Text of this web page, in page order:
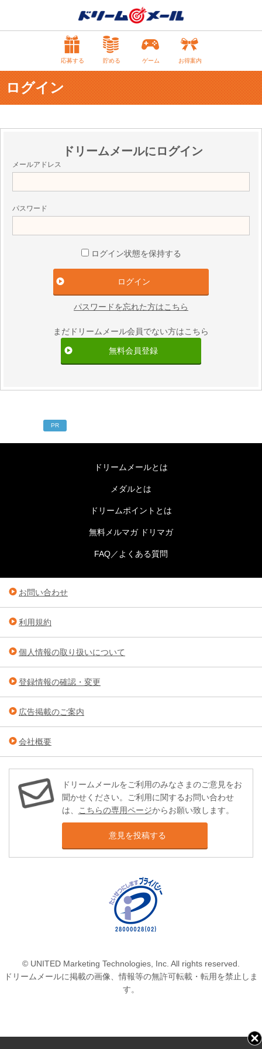
応募する 貯める ゲーム お得案内
ログイン
ドリームメールにログイン
メールアドレス
パスワード
ログイン状態を保持する
パスワードを忘れた方はこちら
まだドリームメール会員でない方はこちら
無料会員登録
PR
ドリームメールとは
メダルとは
ドリームポイントとは
無料メルマガ ドリマガ
FAQ／よくある質問
お問い合わせ
利用規約
個人情報の取り扱いについて
登録情報の確認・変更
広告掲載のご案内
会社概要
ドリームメールをご利用のみなさまのご意見をお
聞かせください。ご利用に関するお問い合わせ
は、 こちらの専用ページからお願い致します。
意見を投稿する
© UNITED Marketing Technologies, Inc. All rights reserved.
ドリームメールに掲載の画像、情報等の無許可転載・転用を禁止しま
す。